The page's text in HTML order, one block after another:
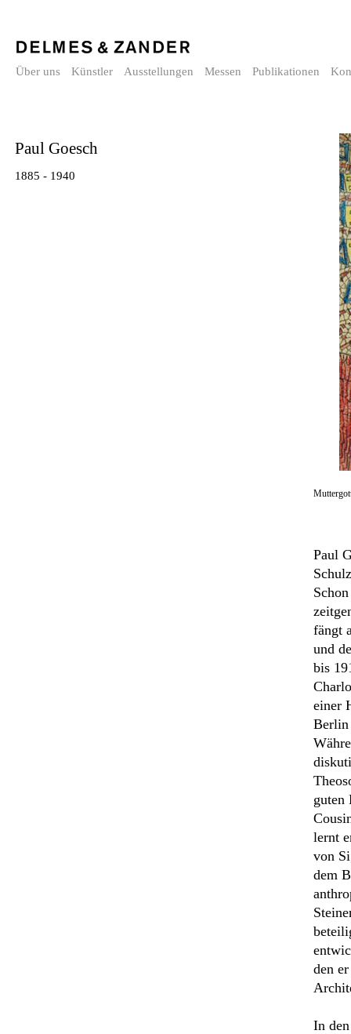
Über uns Künstler Ausstellungen Messen Publikationen
Paul Goesch
1885 - 1940
Paul
fängt
und
bis
einer
Berlin
guten
lernt
von
dem
den
In